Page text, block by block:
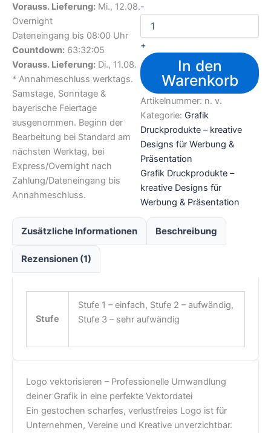
-
+
In den
Warenkorb
Artikelnummer: n. v.
Kategorie: Grafik
Druckprodukte – kreative
Designs für Werbung &
Präsentation
Grafik Druckprodukte –
kreative Designs für
Werbung & Präsentation
Vorauss. Lieferung: Mi., 12.08.
Overnight
Dateneingang bis 08:00 Uhr
Countdown: 63:32:04
Vorauss. Lieferung: Di., 11.08.
* Annahmeschluss werktags.
Samstage, Sonntage &
bayerische Feiertage
ausgenommen. Beginn der
Bearbeitung bei Standard am
nächsten Werktag, bei
Express/Overnight nach
Zahlung/Dateneingang bis
Annahmeschluss.
Zusätzliche Informationen Beschreibung
Rezensionen (1)
Stufe
Stufe 1 – einfach, Stufe 2 – aufwändig,
Stufe 3 – sehr aufwändig
Logo vektorisieren – Professionelle Umwandlung
deiner Grafik in eine perfekte Vektordatei
Ein gestochen scharfes, verlustfreies Logo ist für
Unternehmen, Vereine und Kreative unverzichtbar.